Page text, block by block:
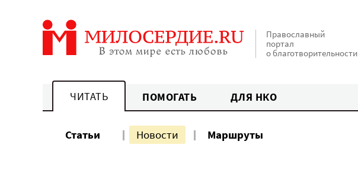
Православный
портал
о благотворительности
ЧИТАТЬ ПОМОГАТЬ ДЛЯ НКО
Статьи Новости Маршруты